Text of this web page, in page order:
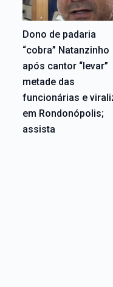
Dono de padaria
“cobra” Natanzinho
após cantor “levar”
metade das
funcionárias e
em Rondonópolis;
assista